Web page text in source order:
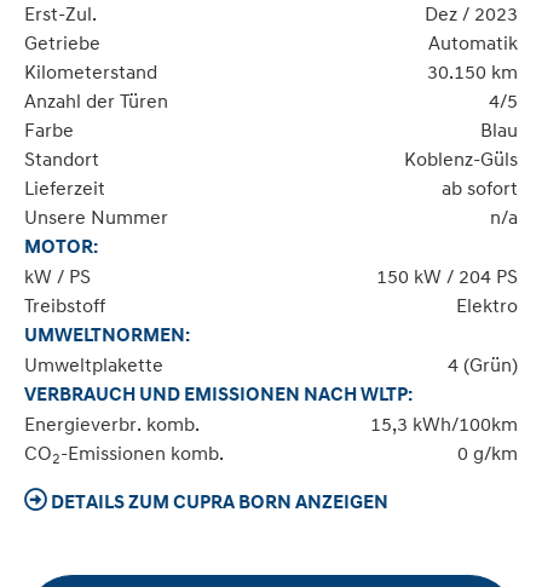
Erst-Zul.
Dez / 2023
Getriebe
Automatik
Kilometerstand
30.150 km
Anzahl der Türen
4/5
Farbe
Blau
Standort
Koblenz-Güls
Lieferzeit
ab sofort
Unsere Nummer
n/a
MOTOR:
kW / PS
150 kW / 204 PS
Treibstoff
Elektro
UMWELTNORMEN:
Umweltplakette
4 (Grün)
VERBRAUCH UND EMISSIONEN NACH WLTP:
Energieverbr. komb.
15,3 kWh/100km
CO2-Emissionen komb. 0 g/km
DETAILS ZUM CUPRA BORN ANZEIGEN